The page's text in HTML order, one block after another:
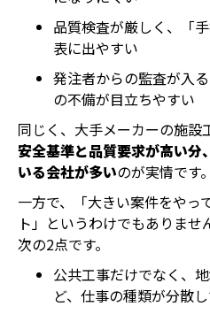
品質検査が厳しく、「
表に出やすい
発注者からの監査が入
の不備が目立ちやすい
同じく、大手メーカーの施設
安全基準と品質要求が高い分
いる会社が多いのが実情です。
一方で、「大きい案件をやっ
ト」というわけでもありま
次の2点です。
公共工事だけでなく、
ど、仕事の種類が分散